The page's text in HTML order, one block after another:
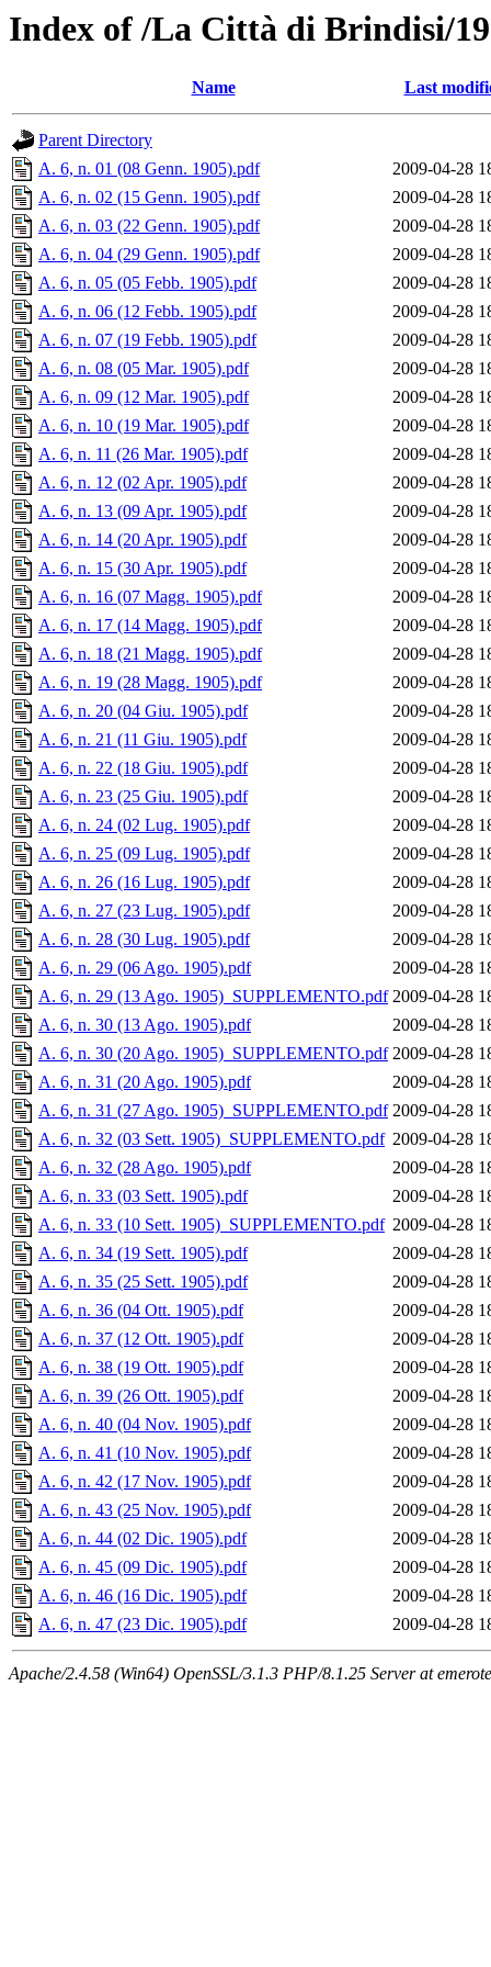
Index of /La Città di Brindisi/
Name Last
Parent Directory
A. 6, n. 01 (08 Genn. 1905).pdf
2009-04-28
A. 6, n. 02 (15 Genn. 1905).pdf
2009-04-28
A. 6, n. 03 (22 Genn. 1905).pdf
2009-04-28
A. 6, n. 04 (29 Genn. 1905).pdf
2009-04-28
A. 6, n. 05 (05 Febb. 1905).pdf
2009-04-28
A. 6, n. 06 (12 Febb. 1905).pdf
2009-04-28
A. 6, n. 07 (19 Febb. 1905).pdf
2009-04-28
A. 6, n. 08 (05 Mar. 1905).pdf
2009-04-28
A. 6, n. 09 (12 Mar. 1905).pdf
2009-04-28
A. 6, n. 10 (19 Mar. 1905).pdf
2009-04-28
A. 6, n. 11 (26 Mar. 1905).pdf
2009-04-28
A. 6, n. 12 (02 Apr. 1905).pdf
2009-04-28
A. 6, n. 13 (09 Apr. 1905).pdf
2009-04-28
A. 6, n. 14 (20 Apr. 1905).pdf
2009-04-28
A. 6, n. 15 (30 Apr. 1905).pdf
2009-04-28
A. 6, n. 16 (07 Magg. 1905).pdf
2009-04-28
A. 6, n. 17 (14 Magg. 1905).pdf
2009-04-28
A. 6, n. 18 (21 Magg. 1905).pdf
2009-04-28
A. 6, n. 19 (28 Magg. 1905).pdf
2009-04-28
A. 6, n. 20 (04 Giu. 1905).pdf
2009-04-28
A. 6, n. 21 (11 Giu. 1905).pdf
2009-04-28
A. 6, n. 22 (18 Giu. 1905).pdf
2009-04-28
A. 6, n. 23 (25 Giu. 1905).pdf
2009-04-28
A. 6, n. 24 (02 Lug. 1905).pdf
2009-04-28
A. 6, n. 25 (09 Lug. 1905).pdf
2009-04-28
A. 6, n. 26 (16 Lug. 1905).pdf
2009-04-28
A. 6, n. 27 (23 Lug. 1905).pdf
2009-04-28
A. 6, n. 28 (30 Lug. 1905).pdf
2009-04-28
A. 6, n. 29 (06 Ago. 1905).pdf
2009-04-28
A. 6, n. 29 (13 Ago. 1905)_SUPPLEMENTO.pdf 2009-04-28
A. 6, n. 30 (13 Ago. 1905).pdf
2009-04-28
A. 6, n. 30 (20 Ago. 1905)_SUPPLEMENTO.pdf 2009-04-28
A. 6, n. 31 (20 Ago. 1905).pdf
2009-04-28
A. 6, n. 31 (27 Ago. 1905)_SUPPLEMENTO.pdf 2009-04-28
A. 6, n. 32 (03 Sett. 1905)_SUPPLEMENTO.pdf 2009-04-28
A. 6, n. 32 (28 Ago. 1905).pdf
2009-04-28
A. 6, n. 33 (03 Sett. 1905).pdf
2009-04-28
A. 6, n. 33 (10 Sett. 1905)_SUPPLEMENTO.pdf 2009-04-28
A. 6, n. 34 (19 Sett. 1905).pdf
2009-04-28
A. 6, n. 35 (25 Sett. 1905).pdf
2009-04-28
A. 6, n. 36 (04 Ott. 1905).pdf
2009-04-28
A. 6, n. 37 (12 Ott. 1905).pdf
2009-04-28
A. 6, n. 38 (19 Ott. 1905).pdf
2009-04-28
A. 6, n. 39 (26 Ott. 1905).pdf
2009-04-28
A. 6, n. 40 (04 Nov. 1905).pdf
2009-04-28
A. 6, n. 41 (10 Nov. 1905).pdf
2009-04-28
A. 6, n. 42 (17 Nov. 1905).pdf
2009-04-28
A. 6, n. 43 (25 Nov. 1905).pdf
2009-04-28
A. 6, n. 44 (02 Dic. 1905).pdf
2009-04-28
A. 6, n. 45 (09 Dic. 1905).pdf
2009-04-28
A. 6, n. 46 (16 Dic. 1905).pdf
2009-04-28
A. 6, n. 47 (23 Dic. 1905).pdf
2009-04-28
Apache/2.4.58 (Win64) OpenSSL/3.1.3 PHP/8.1.25 Server at